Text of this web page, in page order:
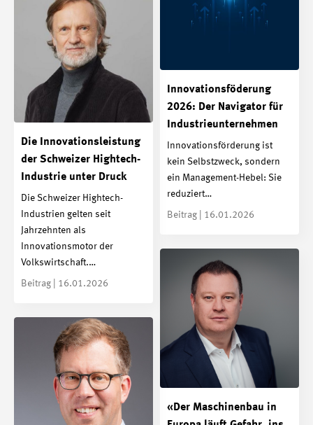
Innovationsföderung
2026: Der Navigator für
Industrieunternehmen
Innovationsförderung ist
kein Selbstzweck, sondern
ein Management-Hebel: Sie
reduziert…
Beitrag | 16.01.2026
Die Innovationsleistung
der Schweizer Hightech-
Industrie unter Druck
Die Schweizer Hightech-
Industrien gelten seit
Jahrzehnten als
Innovationsmotor der
Volkswirtschaft.…
Beitrag | 16.01.2026
«Der Maschinenbau in